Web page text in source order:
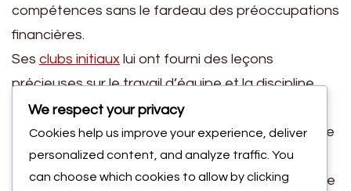
compétences sans le fardeau des préoccupations
financières.
Ses clubs initiaux lui ont fourni des leçons
précieuses sur le travail d’équipe et la discipline.
Jouer avec des groupes divers l’a aidé à
comprendre l’importance de la collaboration et de
la communication sur le terrain. Ces expériences
ont posé les bases de son succès ultérieur dans le
We respect your privacy
Cookies help us improve your experience, deliver
personalized content, and analyze traffic. You
can choose which cookies to allow by clicking